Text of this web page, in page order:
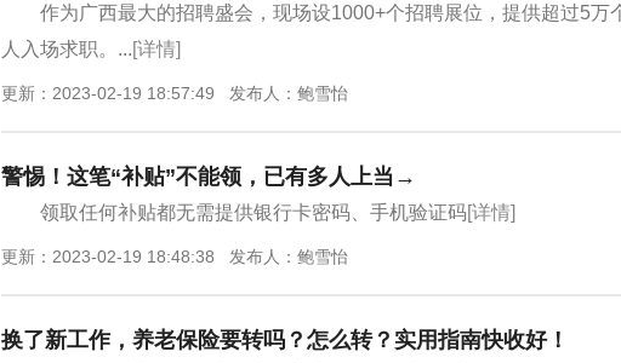
作为广西最大的招聘盛会，现场设1000+个招聘展位，提供超过5
人入场求职。...[详情]
更新：2023-02-19 18:57:49 发布人：鲍雪怡
警惕！这笔“补贴”不能领，已有多人上当→
领取任何补贴都无需提供银行卡密码、手机验证码[详情]
更新：2023-02-19 18:48:38 发布人：鲍雪怡
换了新工作，养老保险要转吗？怎么转？实用指南快收好！